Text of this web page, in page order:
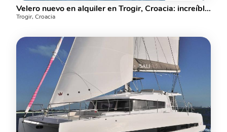
Velero nuevo en alquiler en Trogir, Croacia: increíble alquiler de yates para 8 personas.
Trogir, Croacia